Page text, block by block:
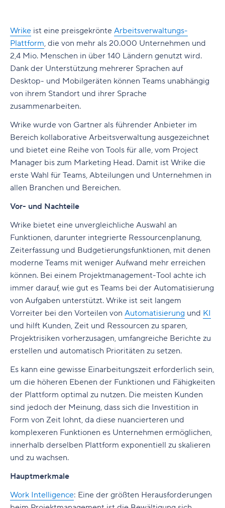
Wrike ist eine preisgekrönte Arbeitsverwaltungs-
Plattform, die von mehr als 20.000 Unternehmen und
2,4 Mio. Menschen in über 140 Ländern genutzt wird.
Dank der Unterstützung mehrerer Sprachen auf
Desktop- und Mobilgeräten können Teams unabhängig
von ihrem Standort und ihrer Sprache
zusammenarbeiten.
Wrike wurde von Gartner als führender Anbieter im
Bereich kollaborative Arbeitsverwaltung ausgezeichnet
und bietet eine Reihe von Tools für alle, vom Project
Manager bis zum Marketing Head. Damit ist Wrike die
erste Wahl für Teams, Abteilungen und Unternehmen in
allen Branchen und Bereichen.
Vor- und Nachteile
Wrike bietet eine unvergleichliche Auswahl an
Funktionen, darunter integrierte Ressourcenplanung,
Zeiterfassung und Budgetierungsfunktionen, mit denen
moderne Teams mit weniger Aufwand mehr erreichen
können. Bei einem Projektmanagement-Tool achte ich
immer darauf, wie gut es Teams bei der Automatisierung
von Aufgaben unterstützt. Wrike ist seit langem
Vorreiter bei den Vorteilen von Automatisierung und KI
und hilft Kunden, Zeit und Ressourcen zu sparen,
Projektrisiken vorherzusagen, umfangreiche Berichte zu
erstellen und automatisch Prioritäten zu setzen.
Es kann eine gewisse Einarbeitungszeit erforderlich sein,
um die höheren Ebenen der Funktionen und Fähigkeiten
der Plattform optimal zu nutzen. Die meisten Kunden
sind jedoch der Meinung, dass sich die Investition in
Form von Zeit lohnt, da diese nuancierteren und
komplexeren Funktionen es Unternehmen ermöglichen,
innerhalb derselben Plattform exponentiell zu skalieren
und zu wachsen.
Hauptmerkmale
Work Intelligence: Eine der größten Herausforderungen